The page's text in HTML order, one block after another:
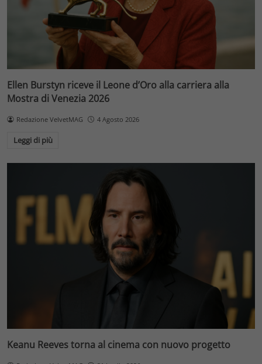
Ellen Burstyn riceve il Leone d’Oro alla carriera alla
Mostra di Venezia 2026
Redazione VelvetMAG 4 Agosto 2026
Leggi di più
Keanu Reeves torna al cinema con nuovo progetto